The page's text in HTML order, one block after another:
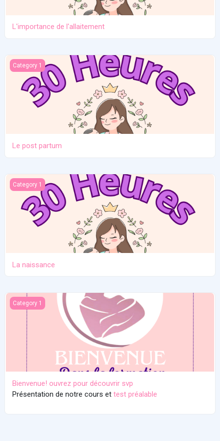
L'importance de l'allaitement
Le post partum
Category 1
Le post partum
La naissance
Category 1
La naissance
Bienvenue! ouvrez pour découvrir svp
Category 1
Bienvenue! ouvrez pour découvrir svp
Présentation de notre cours et test préalable